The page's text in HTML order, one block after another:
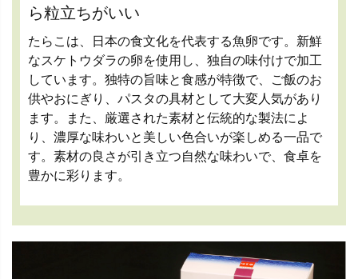
ら粒立ちがいい
たらこは、日本の食文化を代表する魚卵です。新鮮
なスケトウダラの卵を使用し、独自の味付けで加工
しています。独特の旨味と食感が特徴で、ご飯のお
供やおにぎり、パスタの具材として大変人気があり
ます。また、厳選された素材と伝統的な製法によ
り、濃厚な味わいと美しい色合いが楽しめる一品で
す。素材の良さが引き立つ自然な味わいで、食卓を
豊かに彩ります。